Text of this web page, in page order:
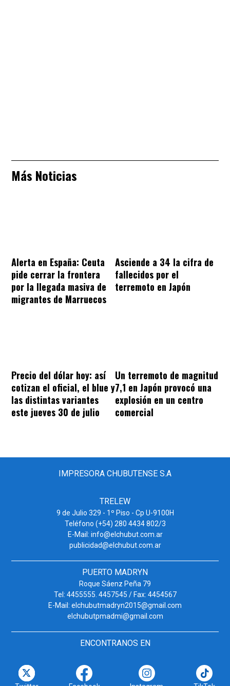
Más Noticias
Alerta en España: Ceuta
pide cerrar la frontera
por la llegada masiva de
migrantes de Marruecos
Asciende a 34 la cifra de
fallecidos por el
terremoto en Japón
Precio del dólar hoy: así
cotizan el oficial, el blue y
las distintas variantes
este jueves 30 de julio
Un terremoto de magnitud
7,1 en Japón provocó una
explosión en un centro
comercial
IMPRESORA CHUBUTENSE S.A
TRELEW
9 de Julio 329 - 1º Piso - Cp U-9100H
Teléfono (+54) 280 4434 802/3
E-Mail: info@elchubut.com.ar
publicidad@elchubut.com.ar
PUERTO MADRYN
Roque Sáenz Peña 79
Tel: 4455555. 4457545 / Fax: 4454567
E-Mail: elchubutmadryn2015@gmail.com
elchubutpmadmi@gmail.com
ENCONTRANOS EN